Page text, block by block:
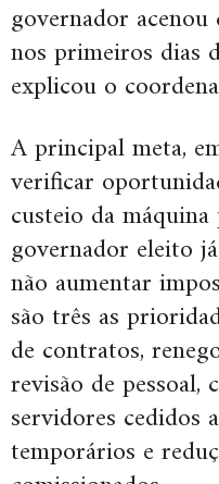
governador
nos primeiros dias
explicou o
A principal meta,
verificar
custeio da
governador eleito
não aumentar
são três as
de contratos,
revisão de pessoal,
servidores cedidos
temporários e